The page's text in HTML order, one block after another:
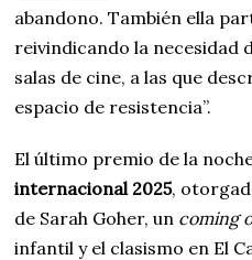
abandono. También ella
reivindicando la necesidad
salas de cine, a las que
espacio de resistencia”.
El último premio de la
internacional 2025,
de Sarah Goher, un coming
infantil y el clasismo en El